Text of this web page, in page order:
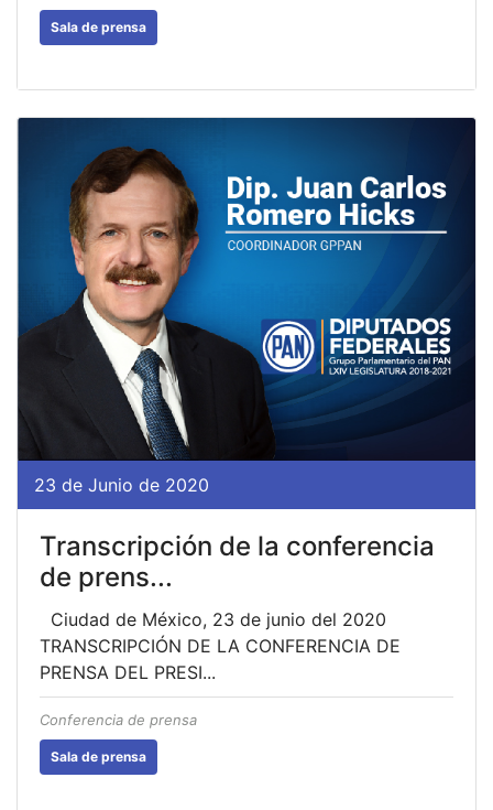
Sala de prensa
23 de Junio de 2020
Transcripción de la conferencia
de prens...
Ciudad de México, 23 de junio del 2020
TRANSCRIPCIÓN DE LA CONFERENCIA DE
PRENSA DEL PRESI...
Conferencia de prensa
Sala de prensa